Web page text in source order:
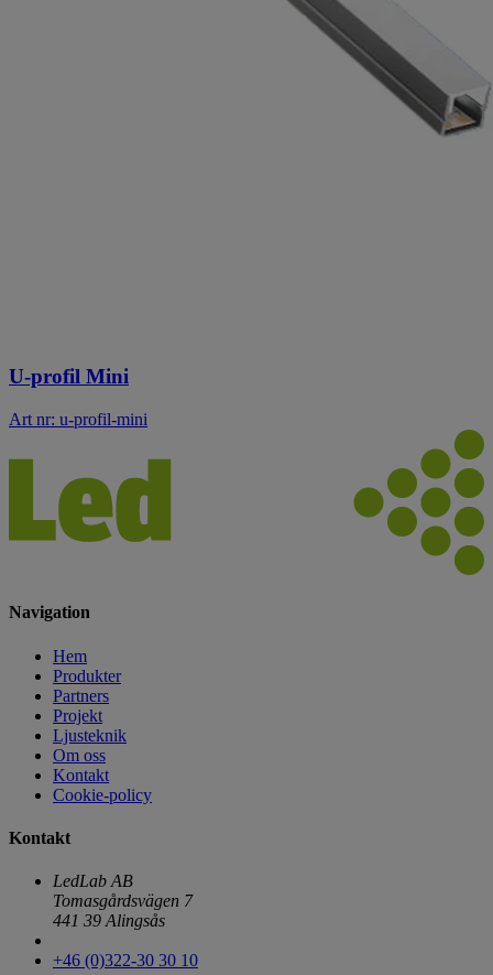
U-profil Mini
Art nr: u-profil-mini
Navigation
Hem
Produkter
Partners
Projekt
Ljusteknik
Om oss
Kontakt
Cookie-policy
Kontakt
LedLab AB
Tomasgårdsvägen 7
441 39 Alingsås
+46 (0)322-30 30 10